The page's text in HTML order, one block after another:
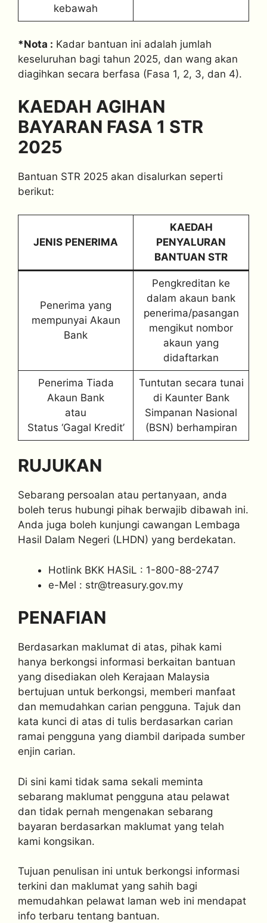
kebawah
*Nota : Kadar bantuan ini adalah jumlah
keseluruhan bagi tahun 2025, dan wang akan
diagihkan secara berfasa (Fasa 1, 2, 3, dan 4).
KAEDAH AGIHAN
BAYARAN FASA 1 STR
2025
Bantuan STR 2025 akan disalurkan seperti
berikut:
JENIS PENERIMA
KAEDAH
PENYALURAN
BANTUAN STR
Penerima yang
mempunyai Akaun
Bank
Pengkreditan ke
dalam akaun bank
penerima/pasangan
mengikut nombor
akaun yang
didaftarkan
Penerima Tiada
Akaun Bank
atau
Status ‘Gagal Kredit’
Tuntutan secara tunai
di Kaunter Bank
Simpanan Nasional
(BSN) berhampiran
RUJUKAN
Sebarang persoalan atau pertanyaan, anda
boleh terus hubungi pihak berwajib dibawah ini.
Anda juga boleh kunjungi cawangan Lembaga
Hasil Dalam Negeri (LHDN) yang berdekatan.
Hotlink BKK HASiL : 1-800-88-2747
e-Mel : str@treasury.gov.my
PENAFIAN
Berdasarkan maklumat di atas, pihak kami
hanya berkongsi informasi berkaitan bantuan
yang disediakan oleh Kerajaan Malaysia
bertujuan untuk berkongsi, memberi manfaat
dan memudahkan carian pengguna. Tajuk dan
kata kunci di atas di tulis berdasarkan carian
ramai pengguna yang diambil daripada sumber
enjin carian.
Di sini kami tidak sama sekali meminta
sebarang maklumat pengguna atau pelawat
dan tidak pernah mengenakan sebarang
bayaran berdasarkan maklumat yang telah
kami kongsikan.
Tujuan penulisan ini untuk berkongsi informasi
terkini dan maklumat yang sahih bagi
memudahkan pelawat laman web ini mendapat
info terbaru tentang bantuan.